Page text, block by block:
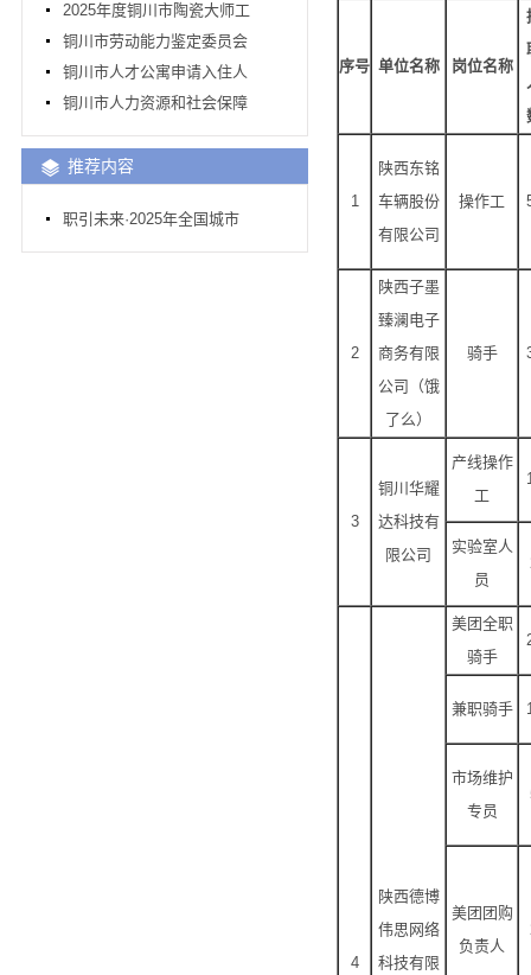
2025年度铜川市陶瓷大师工
铜川市劳动能力鉴定委员会
铜川市人才公寓申请入住人
铜川市人力资源和社会保障
推荐内容
职引未来·2025年全国城市
序号 单位名称 岗位名称
1
陕西东铭
车辆股份
有限公司
操作工
2
陕西子墨
臻澜电子
商务有限
公司（饿
了么）
骑手
3
铜川华耀
达科技有
限公司
产线操作
工
实验室人
员
4
陕西德博
伟思网络
科技有限
美团全职
骑手
兼职骑手
市场维护
专员
美团团购
负责人